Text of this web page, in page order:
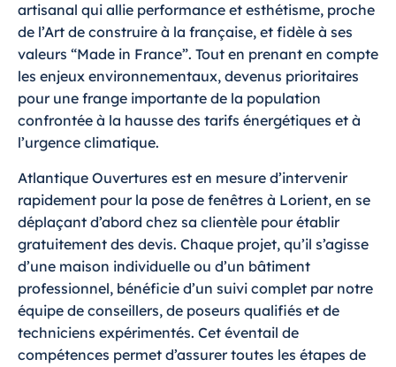
artisanal qui allie performance et esthétisme, proche
de l’Art de construire à la française, et fidèle à ses
valeurs “Made in France”. Tout en prenant en compte
les enjeux environnementaux, devenus prioritaires
pour une frange importante de la population
confrontée à la hausse des tarifs énergétiques et à
l’urgence climatique.
Atlantique Ouvertures est en mesure d’intervenir
rapidement pour la pose de fenêtres à Lorient, en se
déplaçant d’abord chez sa clientèle pour établir
gratuitement des devis. Chaque projet, qu’il s’agisse
d’une maison individuelle ou d’un bâtiment
professionnel, bénéficie d’un suivi complet par notre
équipe de conseillers, de poseurs qualifiés et de
techniciens expérimentés. Cet éventail de
compétences permet d’assurer toutes les étapes de